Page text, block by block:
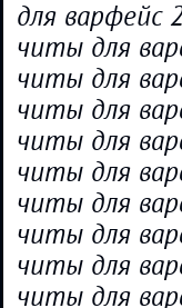
для варфейс
читы для
читы для
читы для
читы для
читы для
читы для
читы для
читы для
читы для